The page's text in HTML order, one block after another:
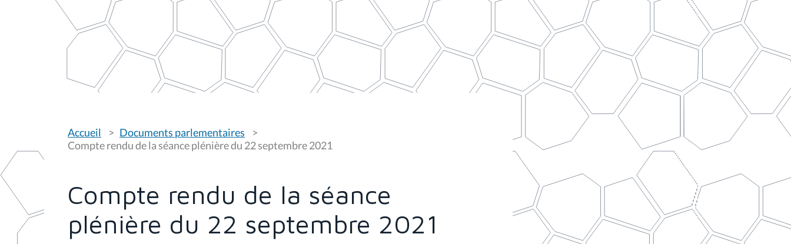
o
u
s
s
i
:
Accueil
Documents parlementaires
Compte rendu de la séance plénière du 22 septembre 2021
Compte rendu de la séance
plénière du 22 septembre 2021